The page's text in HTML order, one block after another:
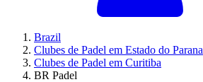
Brazil
Clubes de Padel em Estado do Parana
Clubes de Padel em Curitiba
BR Padel